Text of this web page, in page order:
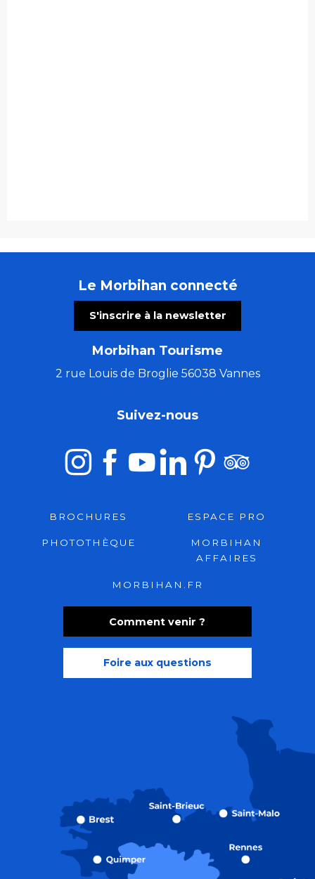
Le Morbihan connecté
S'inscrire à la newsletter
Morbihan Tourisme
2 rue Louis de Broglie 56038 Vannes
Comment venir ?
Foire aux questions
Suivez-nous
BROCHURES ESPACE PRO
PHOTOTHÈQUE
MORBIHAN
AFFAIRES
MORBIHAN.FR